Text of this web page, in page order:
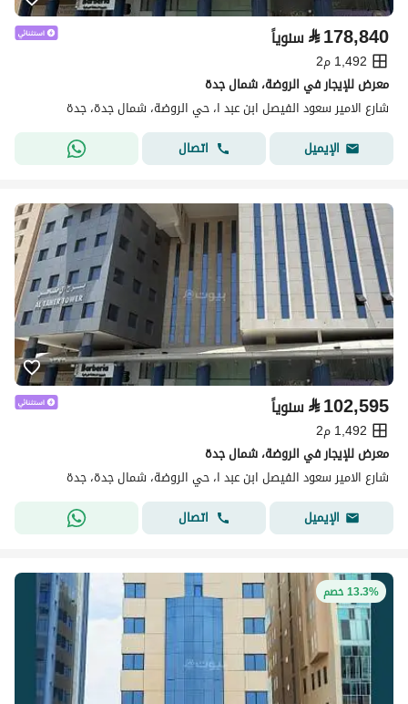
⃁178,840 سنوياً
1,492 م2
معرض للإيجار في الروضة، شمال جدة
شارع الامير سعود الفيصل ابن عبد ا، حي الروضة، شمال جدة، جدة
الإيميل
اتصال
⃁102,595 سنوياً
1,492 م2
معرض للإيجار في الروضة، شمال جدة
شارع الامير سعود الفيصل ابن عبد ا، حي الروضة، شمال جدة، جدة
الإيميل
اتصال
13.3% خصم